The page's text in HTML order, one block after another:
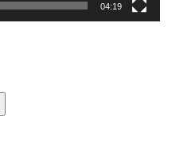
04:19